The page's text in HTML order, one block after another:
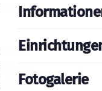
Fotogalerie
bis zu fünf
ein
ein Studio
und einem